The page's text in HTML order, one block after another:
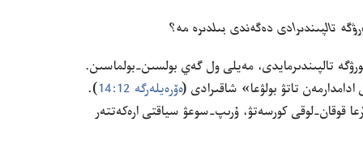
تالپىندىرادى دە‌گە‌ندى بىلدىرە مە؟‏
تالپىندىرمايدى،‏ مە‌يلى ول گە‌ي بولسىن-‏بولماسىن.‏
تاتۋ بولۋعا» شاقىرادى (‏ە‌ۆرە‌يلە‌رگە 12:‏14
‏)‏.‏
قوقان-‏لوقى كورسە‌تۋ،‏ ۇ‌رىپ-‏سوعۋ سياقتى ارە‌كە‌تتە‌ر